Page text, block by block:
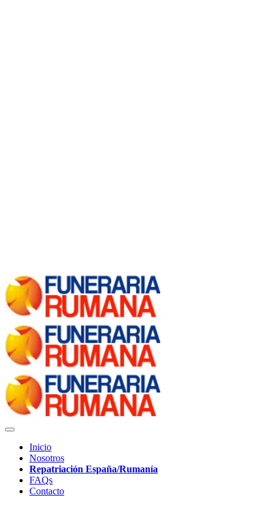
Inicio
Nosotros
Repatriación España/Rumanía
FAQs
Contacto